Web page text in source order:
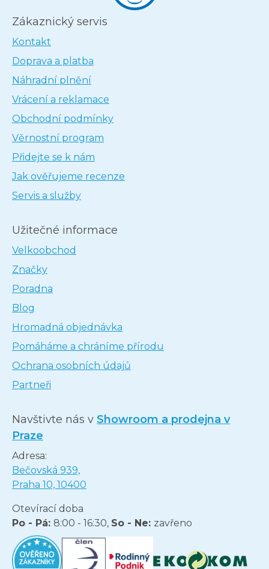
Zákaznický servis
Kontakt
Doprava a platba
Náhradní plnění
Vrácení a reklamace
Obchodní podmínky
Věrnostní program
Přidejte se k nám
Jak ověřujeme recenze
Servis a služby
Užitečné informace
Velkoobchod
Značky
Poradna
Blog
Hromadná objednávka
Pomáháme a chráníme přírodu
Ochrana osobních údajů
Partneři
Navštivte nás v Showroom a prodejna v
Praze
Adresa:
Bečovská 939,
Praha 10, 10400
Otevírací doba
Po - Pá: 8:00 - 16:30, So - Ne: zavřeno